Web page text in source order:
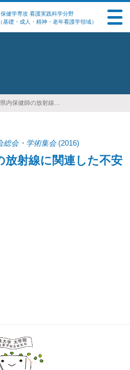
健学専攻 看護実践科学分野
礎・成人・精神・老年看護学領域）
福島県内保健師の放射線に関連した不安や認識調査
総会・学術集会 (2016)
放射線に関連した不安